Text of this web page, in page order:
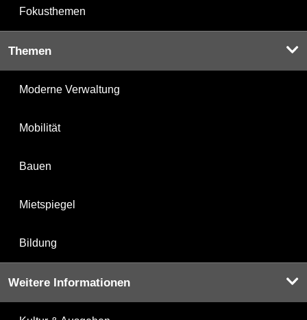
Fokusthemen
Themen
Moderne Verwaltung
Mobilität
Bauen
Mietspiegel
Bildung
Weitere Informationen